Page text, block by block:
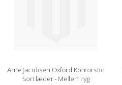
Arne Jacobsen Oxford Kontorstol
Sort læder - Mellem ryg